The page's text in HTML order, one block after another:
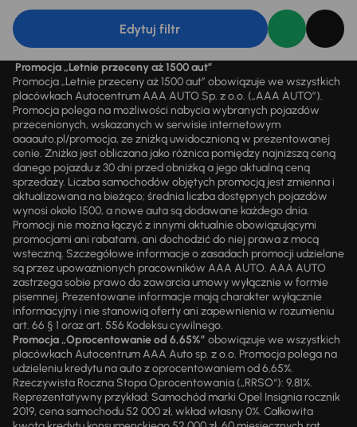
Edytuj filtr
Promocja „Letnie przeceny aż 1500 aut”
Promocja „Letnie przeceny aż 1500 aut” obowiązuje we wszystkich
placówkach Autocentrum AAA AUTO Sp. z o.o. („AAA AUTO”).
Promocja polega na możliwości nabycia wybranych pojazdów
przecenionych, wskazanych w serwisie internetowym
aaaauto.pl/promocja, ze zniżką uwidocznioną w prezentowanej
cenie. Zniżka jest obliczana jako różnica pomiędzy najniższą ceną
danego pojazdu z 30 dni przed obniżką a jego aktualną ceną
sprzedaży. Liczba samochodów objętych promocją jest zmienna i
aktualizowana na bieżąco; średnia liczba dostępnych pojazdów
wynosi około 1500, a nowe auta są dodawane każdego dnia.
Promocji nie można łączyć z innymi aktualnie obowiązującymi
promocjami ani rabatami, ani dochodzić do niej prawa z mocą
wsteczną. Szczegółowe informacje o zasadach promocji udzielane
są przez upoważnionych pracowników AAA AUTO. AAA AUTO
zastrzega sobie prawo do zawarcia umowy wyłącznie w formie
pisemnej. Prezentowane informacje mają charakter wyłącznie
informacyjny i nie stanowią oferty ani zapewnienia w rozumieniu
art. 66 § 1 oraz art. 556 Kodeksu cywilnego.
Promocja „Oprocentowanie od 6,65%” obowiązuje we wszystkich
placówkach Autocentrum AAA Auto sp. z o.o. Promocja polega na
udzieleniu kredytu na auto z oprocentowaniem od 6,65%.
Rzeczywista Roczna Stopa Oprocentowania („RRSO“): 9,81%.
Reprezentatywny przykład: Samochód marki Opel Insignia rocznik
2019, cena samochodu 52 000 zł, wkład własny 0%. Całkowita